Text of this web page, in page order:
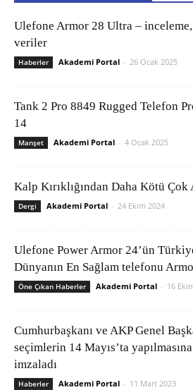
Ulefone Armor 28 Ultra –
veriler
Haberler Akademi Portal - 26 Ocak 2025
Tank 2 Pro 8849 Rugged Telefon
14
Manşet Akademi Portal - 4 Ocak 2025
Kalp Kırıklığından Daha Kötü Çok
Dergi Akademi Portal - 24 Ekim 2024
Ulefone Power Armor 24’ün
Dünyanın En Sağlam telefonu
Öne Çıkan Haberler Akademi Portal - 16
Cumhurbaşkanı ve AKP Genel
seçimlerin 14 Mayıs’ta
imzaladı
Haberler Akademi Portal - 11 Mart 2023